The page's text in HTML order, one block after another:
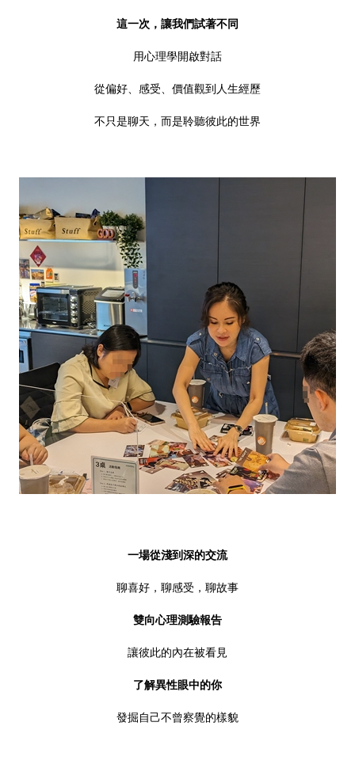
這一次，讓我們試著不同
用心理學開啟對話
從偏好、感受、價值觀到人生經歷
不只是聊天，而是聆聽彼此的世界
一場從淺到深的交流
聊喜好，聊感受，聊故事
雙向心理測驗報告
讓彼此的內在被看見
了解異性眼中的你
發掘自己不曾察覺的樣貌